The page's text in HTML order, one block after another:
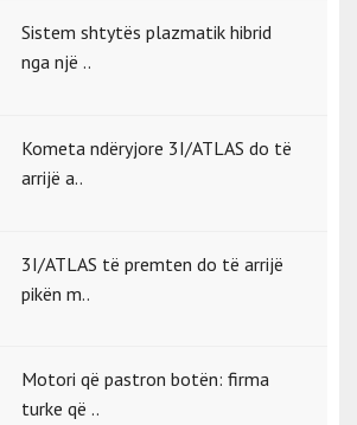
Sistem shtytës plazmatik hibrid
nga një ..
Kometa ndëryjore 3I/ATLAS do të
arrijë a..
3I/ATLAS të premten do të arrijë
pikën m..
Motori që pastron botën: firma
turke që ..